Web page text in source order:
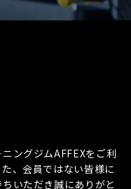
ングジムAFFEXをご利
、会員ではない皆様に
いただき誠にありがと